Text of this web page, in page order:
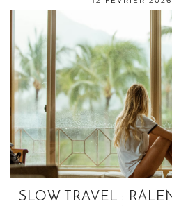
SLOW TRAVEL :